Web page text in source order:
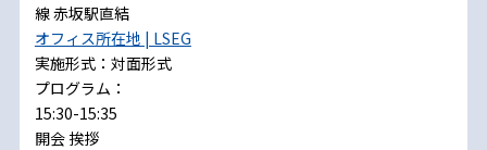
線 赤坂駅直結
オフィス所在地 | LSEG
実施形式：対面形式
プログラム：
15:30-15:35
開会 挨拶